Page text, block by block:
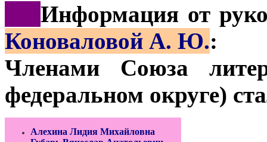
Информация от
Коноваловой А. Ю.:
Членами Союза
федеральном округе)
Алехина Лидия Михайловна